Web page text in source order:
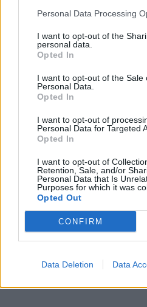
Personal Data Processing
I want to opt-out of the
personal data.
Opted In
I want to opt-out of the Sale
Personal Data.
Opted In
I want to opt-out of
Personal Data for Targeted
Opted In
I want to opt-out of
Retention, Sale, and/or
Personal Data that Is
Purposes for which it was
Opted Out
CONFIRM
Data Deletion Data
oktatási miniszter
óvoda-iskola átmenet
iskolai előkészítő
matekérettségi
matematika érettségi